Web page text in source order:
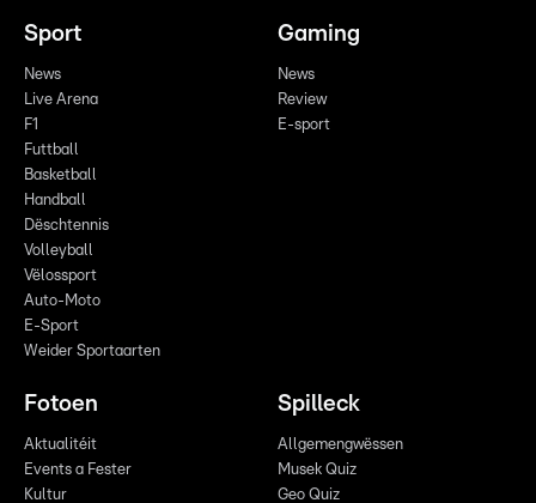
Sport
News
Live Arena
F1
Futtball
Basketball
Handball
Dëschtennis
Volleyball
Vëlossport
Auto-Moto
E-Sport
Weider Sportaarten
Gaming
News
Review
E-sport
Fotoen
Aktualitéit
Events a Fester
Kultur
Spilleck
Allgemengwëssen
Musek Quiz
Geo Quiz